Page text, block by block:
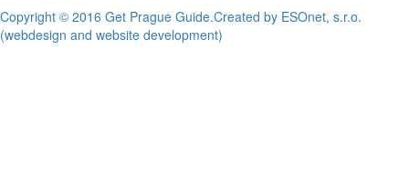
Copyright © 2016 Get Prague Guide.Created by ESOnet, s.r.o.
(webdesign and website development)